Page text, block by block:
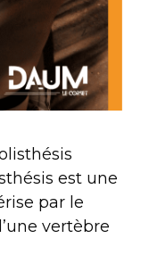
est une
par le
vertèbre